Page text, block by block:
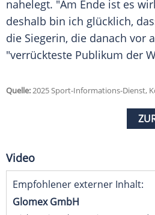
nahelegt. "Am Ende ist es
deshalb bin ich glücklich,
die Siegerin, die danach vor
"verrückteste Publikum der
Quelle:2025 Sport-Informations-Dienst,
Video
Empfohlener externer Inhalt:
Glomex GmbH